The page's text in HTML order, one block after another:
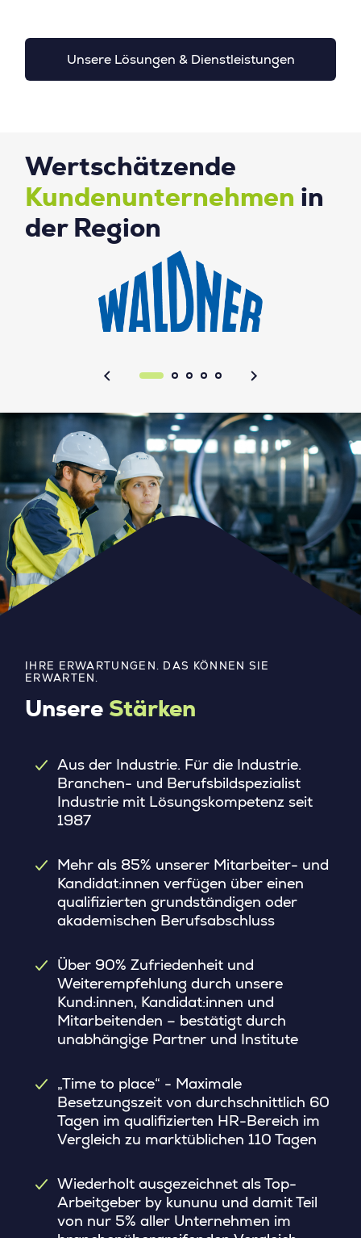
Unsere Lösungen & Dienstleistungen
Wertschätzende
Kundenunternehmen in
der Region
IHRE ERWARTUNGEN. DAS KÖNNEN SIE
ERWARTEN.
Unsere Stärken
Aus der Industrie. Für die Industrie.
Branchen- und Berufsbildspezialist
Industrie mit Lösungskompetenz seit
1987
Mehr als 85% unserer Mitarbeiter- und
Kandidat:innen verfügen über einen
qualifizierten grundständigen oder
akademischen Berufsabschluss
Über 90% Zufriedenheit und
Weiterempfehlung durch unsere
Kund:innen, Kandidat:innen und
Mitarbeitenden – bestätigt durch
unabhängige Partner und Institute
„Time to place“ - Maximale
Besetzungszeit von durchschnittlich 60
Tagen im qualifizierten HR-Bereich im
Vergleich zu marktüblichen 110 Tagen
Wiederholt ausgezeichnet als Top-
Arbeitgeber by kununu und damit Teil
von nur 5% aller Unternehmen im